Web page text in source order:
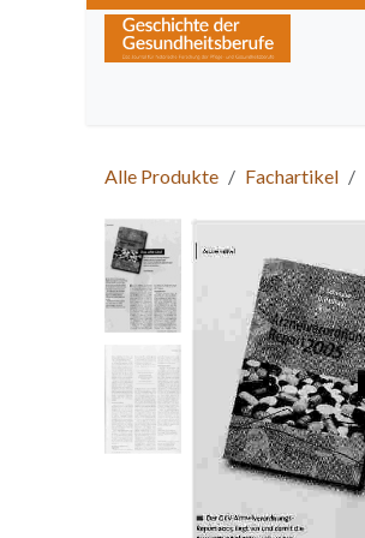
Zum Inhalt springen
Alle Produkte Fachartikel